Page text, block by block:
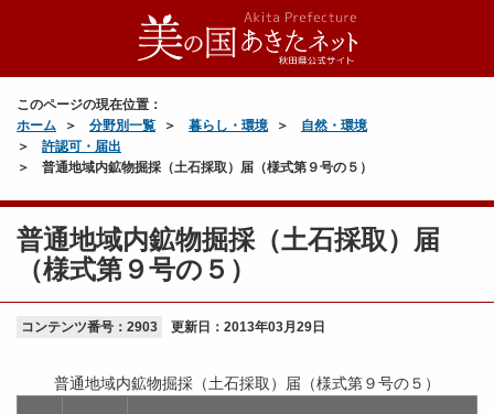
このページの現在位置：
ホーム
分野別一覧 暮らし・環境
自然・環境
許認可・届出
普通地域内鉱物掘採（土石採取）届（様式第９号の５）
普通地域内鉱物掘採（土石採取）届
（様式第９号の５）
コンテンツ番号：2903 更新日： 2013年03月29日
普通地域内鉱物掘採（土石採取）届（様式第９号の５）